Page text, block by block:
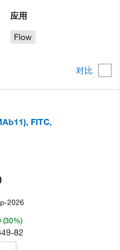
对比
应用
Flow
FITC,
2026
(30%)
82